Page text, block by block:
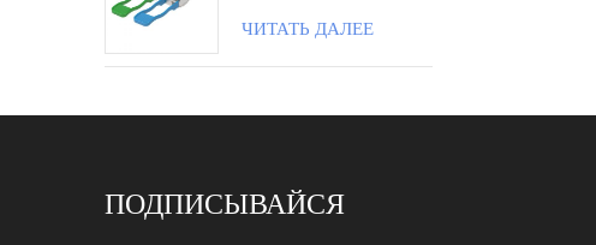
100G QSFP28 BIDI 40
ЧИТАТЬ ДАЛЕЕ
ПОДПИСЫВАЙСЯ